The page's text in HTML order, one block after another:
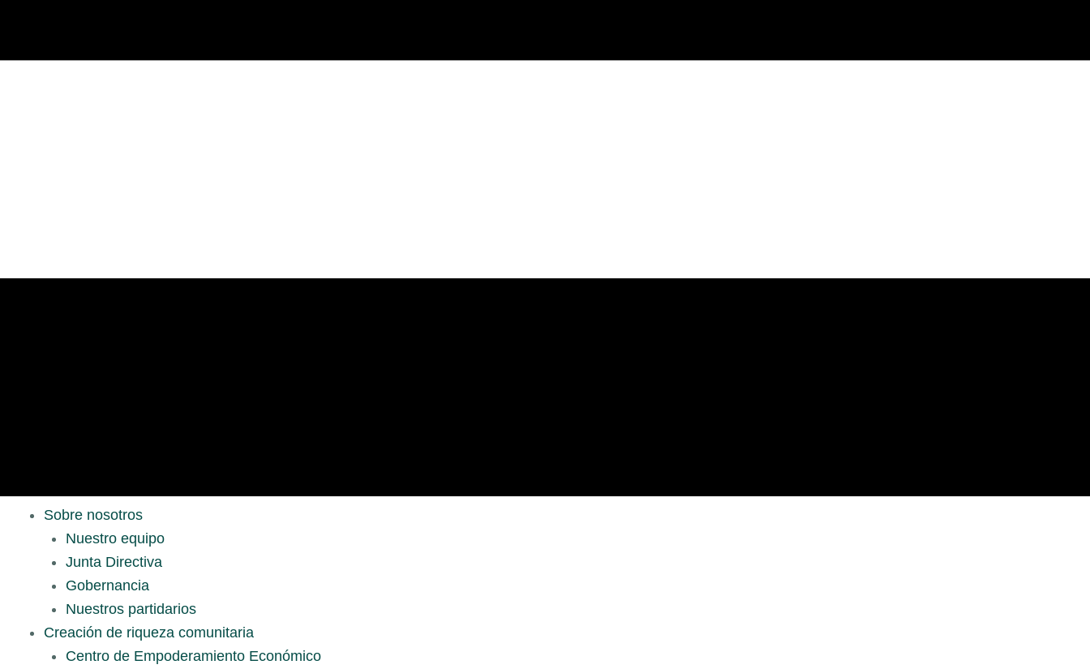
Sobre nosotros
Nuestro equipo
Junta Directiva
Gobernancia
Nuestros partidarios
Creación de riqueza comunitaria
Centro de Empoderamiento Económico